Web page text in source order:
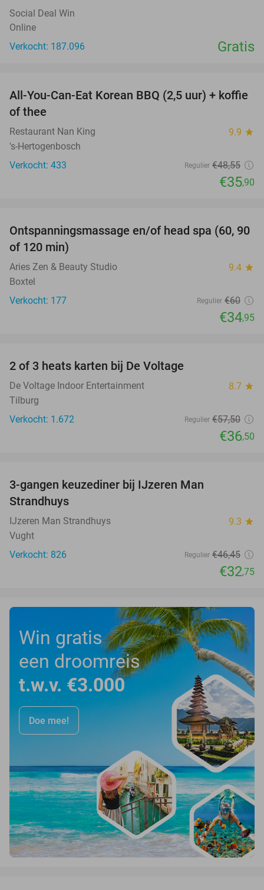
Social Deal Win
Online
Verkocht: 187.096
Gratis
26%
All-You-Can-Eat Korean BBQ (2,5 uur) + koffie
of thee
Restaurant Nan King 9.9 star
's-Hertogenbosch
Verkocht: 433
Regulier €48,55
€35,90
42%
Ontspanningsmassage en/of head spa (60, 90
of 120 min)
Aries Zen & Beauty Studio 9.4 star
Boxtel
Verkocht: 177
Regulier €60
€34,95
2 of 3 heats karten bij De Voltage
De Voltage Indoor Entertainment 8.7 star
Tilburg
Verkocht: 1.672
Regulier €57,50
€36,50
3-gangen keuzediner bij IJzeren Man
Strandhuys
IJzeren Man Strandhuys 9.3 star
Vught
Verkocht: 826
Regulier €46,45
€32,75
Win gratis
een droomreis
t.w.v. €3.000
Doe mee!